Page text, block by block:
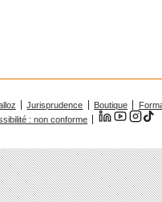
Jurisprudence Boutique
: non conforme